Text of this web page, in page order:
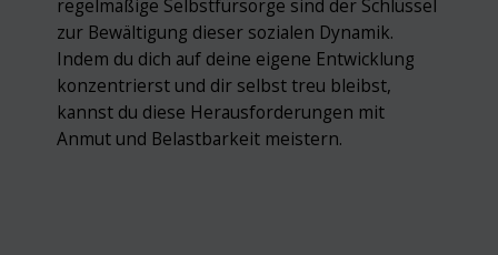
regelmäßige Selbstfürsorge sind der Schlüssel
zur Bewältigung dieser sozialen Dynamik.
Indem du dich auf deine eigene Entwicklung
konzentrierst und dir selbst treu bleibst,
kannst du diese Herausforderungen mit
Anmut und Belastbarkeit meistern.